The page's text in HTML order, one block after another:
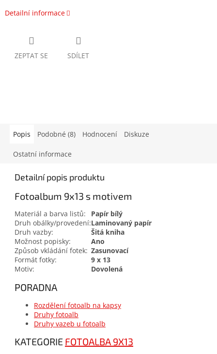
Detailní informace
ZEPTAT SE SDÍLET
Popis Podobné (8) Hodnocení Diskuze
Ostatní informace
Detailní popis produktu
Fotoalbum 9x13 s motivem
Materiál a barva listů:
Papír bílý
Druh obálky/provedení:Laminovaný papír
Druh vazby:
Šitá kniha
Možnost popisky:
Ano
Způsob vkládání fotek: Zasunovací
Formát fotky:
9 x 13
Motiv:
Dovolená
PORADNA
Rozdělení fotoalb na kapsy
Druhy fotoalb
Druhy vazeb u fotoalb
KATEGORIE FOTOALBA 9X13